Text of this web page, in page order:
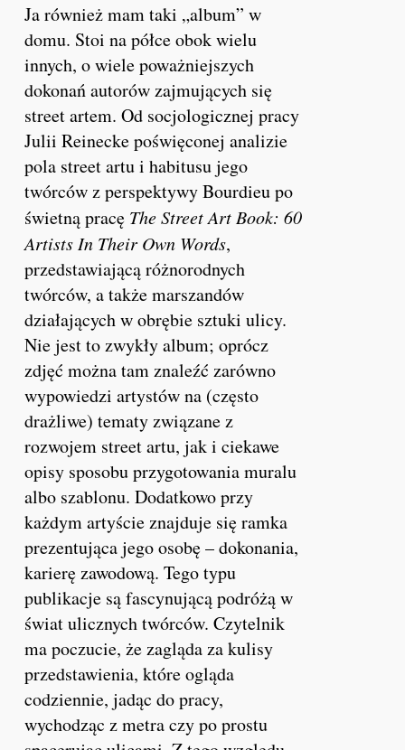
Ja również mam taki „album” w
domu. Stoi na półce obok wielu
innych, o wiele poważniejszych
dokonań autorów zajmujących się
street artem. Od socjologicznej pracy
Julii Reinecke poświęconej analizie
pola street artu i habitusu jego
twórców z perspektywy Bourdieu po
świetną pracę The Street Art Book: 60
Artists In Their Own Words,
przedstawiającą różnorodnych
twórców, a także marszandów
działających w obrębie sztuki ulicy.
Nie jest to zwykły album; oprócz
zdjęć można tam znaleźć zarówno
wypowiedzi artystów na (często
drażliwe) tematy związane z
rozwojem street artu, jak i ciekawe
opisy sposobu przygotowania muralu
albo szablonu. Dodatkowo przy
każdym artyście znajduje się ramka
prezentująca jego osobę – dokonania,
karierę zawodową. Tego typu
publikacje są fascynującą podróżą w
świat ulicznych twórców. Czytelnik
ma poczucie, że zagląda za kulisy
przedstawienia, które ogląda
codziennie, jadąc do pracy,
wychodząc z metra czy po prostu